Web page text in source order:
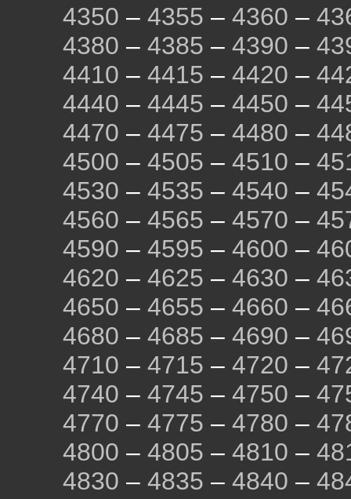
4350 – 4355 – 4360 –
4380 – 4385 – 4390 –
4410 – 4415 – 4420 –
4440 – 4445 – 4450 –
4470 – 4475 – 4480 –
4500 – 4505 – 4510 –
4530 – 4535 – 4540 –
4560 – 4565 – 4570 –
4590 – 4595 – 4600 –
4620 – 4625 – 4630 –
4650 – 4655 – 4660 –
4680 – 4685 – 4690 –
4710 – 4715 – 4720 –
4740 – 4745 – 4750 –
4770 – 4775 – 4780 –
4800 – 4805 – 4810 –
4830 – 4835 – 4840 –